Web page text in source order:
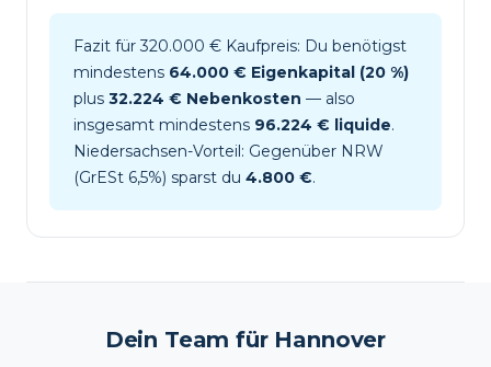
Fazit für 320.000 € Kaufpreis: Du benötigst
mindestens 64.000 € Eigenkapital (20 %)
plus 32.224 € Nebenkosten — also
insgesamt mindestens 96.224 € liquide.
Niedersachsen-Vorteil: Gegenüber NRW
(GrESt 6,5%) sparst du 4.800 €.
Dein Team für Hannover